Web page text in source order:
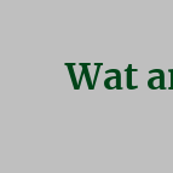
Wat